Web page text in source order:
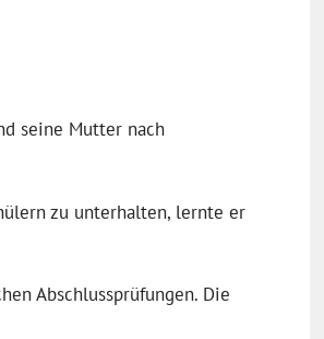
seine Mutter nach
zu unterhalten, lernte er
Abschlussprüfungen. Die